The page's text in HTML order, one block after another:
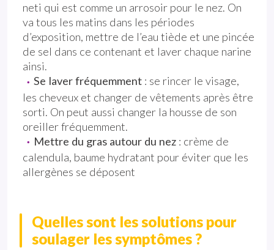
neti qui est comme un arrosoir pour le nez. On
va tous les matins dans les périodes
d’exposition, mettre de l’eau tiède et une pincée
de sel dans ce contenant et laver chaque narine
ainsi.
Se laver fréquemment : se rincer le visage,
les cheveux et changer de vêtements après être
sorti. On peut aussi changer la housse de son
oreiller fréquemment.
Mettre du gras autour du nez : crème de
calendula, baume hydratant pour éviter que les
allergènes se déposent
Quelles sont les solutions pour
soulager les symptômes ?